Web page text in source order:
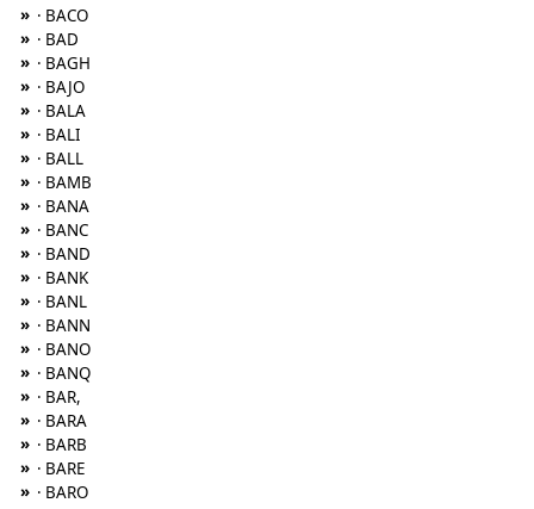
» · BACO
» · BAD
» · BAGH
» · BAJO
» · BALA
» · BALI
» · BALL
» · BAMB
» · BANA
» · BANC
» · BAND
» · BANK
» · BANL
» · BANN
» · BANO
» · BANQ
» · BAR,
» · BARA
» · BARB
» · BARE
» · BARO